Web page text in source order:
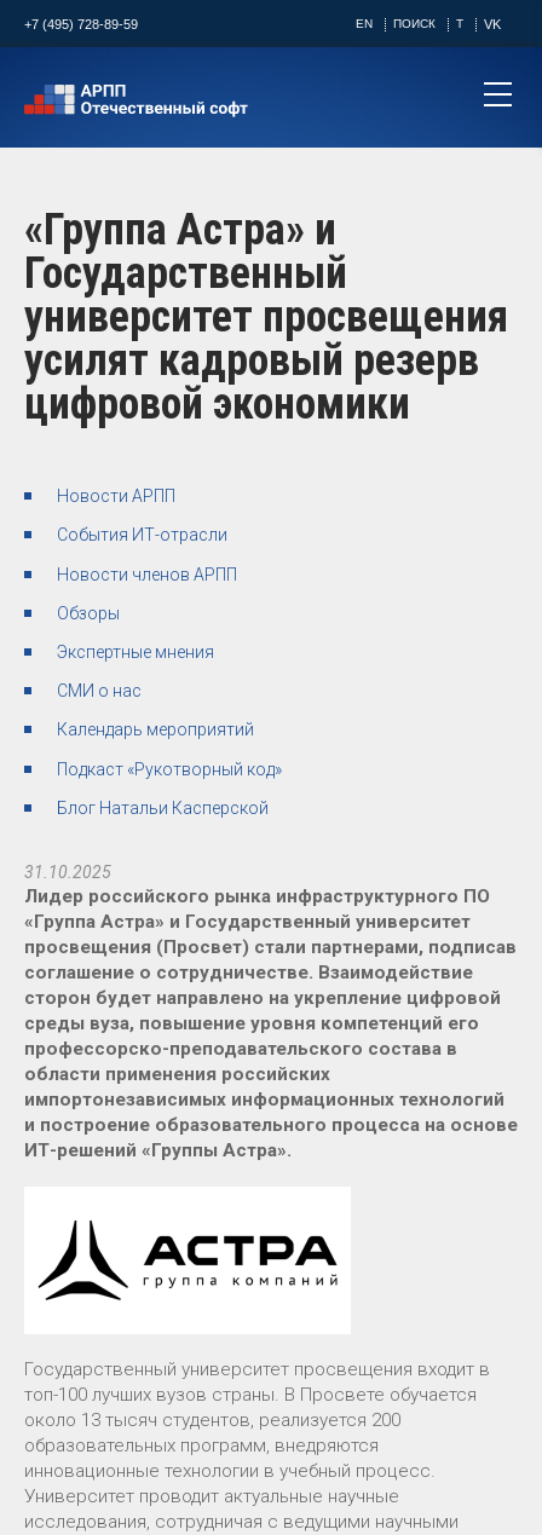
+7 (495) 728-89-59 EN ПОИСК T VK
«Группа Астра» и
Государственный
университет просвещения
усилят кадровый резерв
цифровой экономики
Новости АРПП
События ИТ-отрасли
Новости членов АРПП
Обзоры
Экспертные мнения
СМИ о нас
Календарь мероприятий
Подкаст «Рукотворный код»
Блог Натальи Касперской
31.10.2025
Лидер российского рынка инфраструктурного ПО
«Группа Астра» и Государственный университет
просвещения (Просвет) стали партнерами, подписав
соглашение о сотрудничестве. Взаимодействие
сторон будет направлено на укрепление цифровой
среды вуза, повышение уровня компетенций его
профессорско-преподавательского состава в
области применения российских
импортонезависимых информационных технологий
и построение образовательного процесса на основе
ИТ-решений «Группы Астра».
Государственный университет просвещения входит в
топ-100 лучших вузов страны. В Просвете обучается
около 13 тысяч студентов, реализуется 200
образовательных программ, внедряются
инновационные технологии в учебный процесс.
Университет проводит актуальные научные
исследования, сотрудничая с ведущими научными